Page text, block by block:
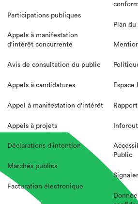
Participations publiques
Appels à manifestation
d'intérêt concurrente
Avis de consultation du public
Appels à candidatures
Appel à manifestation d'intérêt
Appels à projets
Déclarations d'intention
Marchés publics
Facturation électronique
Plan du
Espace
Public